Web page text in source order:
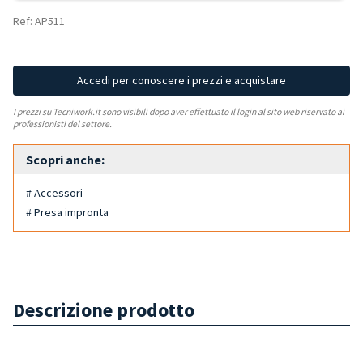
Ref: AP511
Accedi per conoscere i prezzi e acquistare
I prezzi su Tecniwork.it sono visibili dopo aver effettuato il login al sito web riservato ai
professionisti del settore.
Scopri anche:
# Accessori
# Presa impronta
Descrizione prodotto